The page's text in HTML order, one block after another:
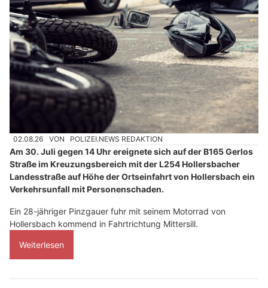
02.08.26 VON POLIZEI.NEWS REDAKTION
Am 30. Juli gegen 14 Uhr ereignete sich auf der B165 Gerlos
Straße im Kreuzungsbereich mit der L254 Hollersbacher
Landesstraße auf Höhe der Ortseinfahrt von Hollersbach ein
Verkehrsunfall mit Personenschaden.
Ein 28-jähriger Pinzgauer fuhr mit seinem Motorrad von
Hollersbach kommend in Fahrtrichtung Mittersill.
Weiterlesen